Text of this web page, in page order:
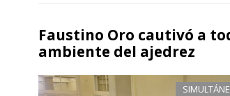
Faustino Oro cautivó a
ambiente del ajedrez